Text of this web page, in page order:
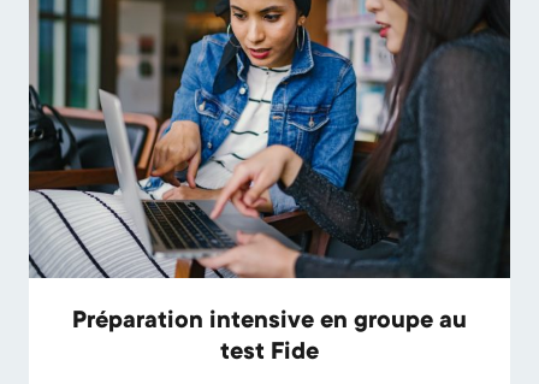
Préparation intensive en groupe au
test Fide